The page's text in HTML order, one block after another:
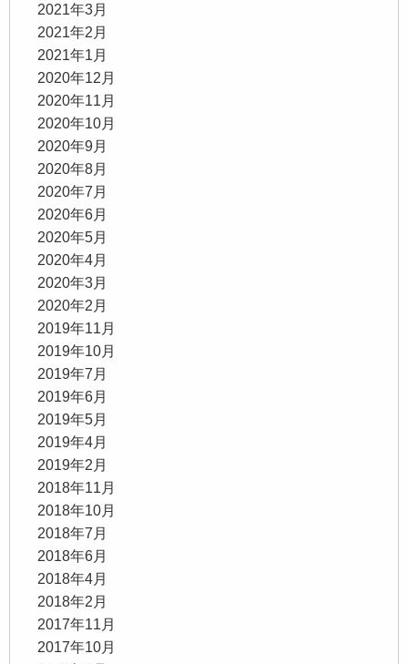
2021年3月
2021年2月
2021年1月
2020年12月
2020年11月
2020年10月
2020年9月
2020年8月
2020年7月
2020年6月
2020年5月
2020年4月
2020年3月
2020年2月
2019年11月
2019年10月
2019年7月
2019年6月
2019年5月
2019年4月
2019年2月
2018年11月
2018年10月
2018年7月
2018年6月
2018年4月
2018年2月
2017年11月
2017年10月